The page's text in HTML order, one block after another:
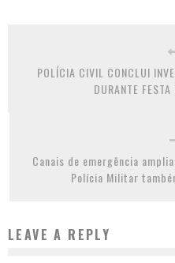
POLÍCIA CIVIL CONCLUI
DURANTE
Canais de emergência
Polícia Militar
LEAVE A REPLY